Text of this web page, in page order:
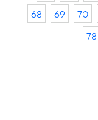
68
69 70
78